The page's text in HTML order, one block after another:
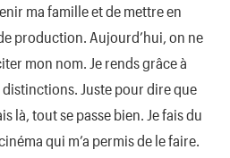
ma famille et de mettre en
production. Aujourd’hui, on ne
mon nom. Je rends grâce à
distinctions. Juste pour dire que
là, tout se passe bien. Je fais du
qui m’a permis de le faire.